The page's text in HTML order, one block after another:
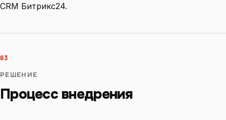
CRM Битрикс24.
03
РЕШЕНИЕ
Процесс внедрения